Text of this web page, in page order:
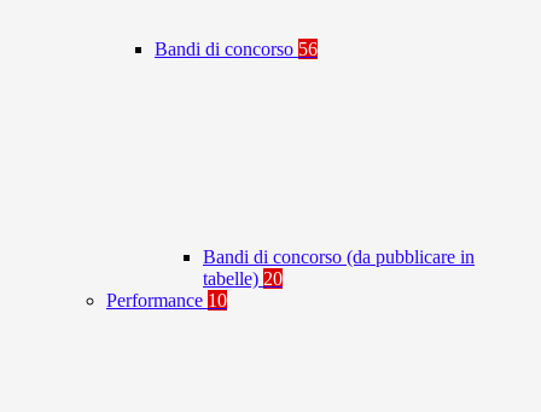
Bandi di concorso 56
Bandi di concorso (da pubblicare in
tabelle) 20
Performance 10